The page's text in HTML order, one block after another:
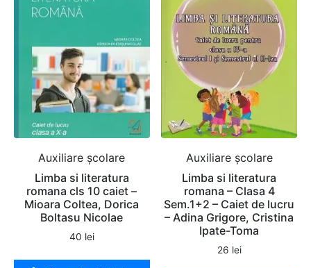
Auxiliare şcolare
Limba si literatura
romana cls 10 caiet –
Mioara Coltea, Dorica
Boltasu Nicolae
40 lei
Auxiliare şcolare
Limba si literatura
romana – Clasa 4
Sem.1+2 – Caiet de lucru
– Adina Grigore, Cristina
Ipate-Toma
26 lei